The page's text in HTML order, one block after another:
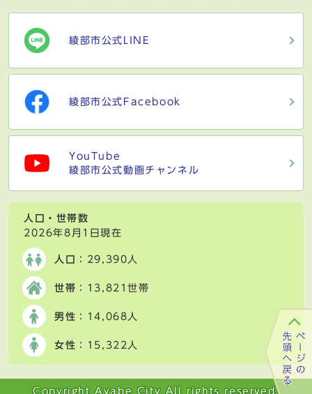
綾部市公式LINE
綾部市公式Facebook
YouTube
綾部市公式動画チャンネル
人口・世帯数
2026年8月1日現在
人口 ：29,390人
世帯 ：13,821世帯
男性 ：14,068人
女性 ：15,322人
Copyright Ayabe City All rights reserved.